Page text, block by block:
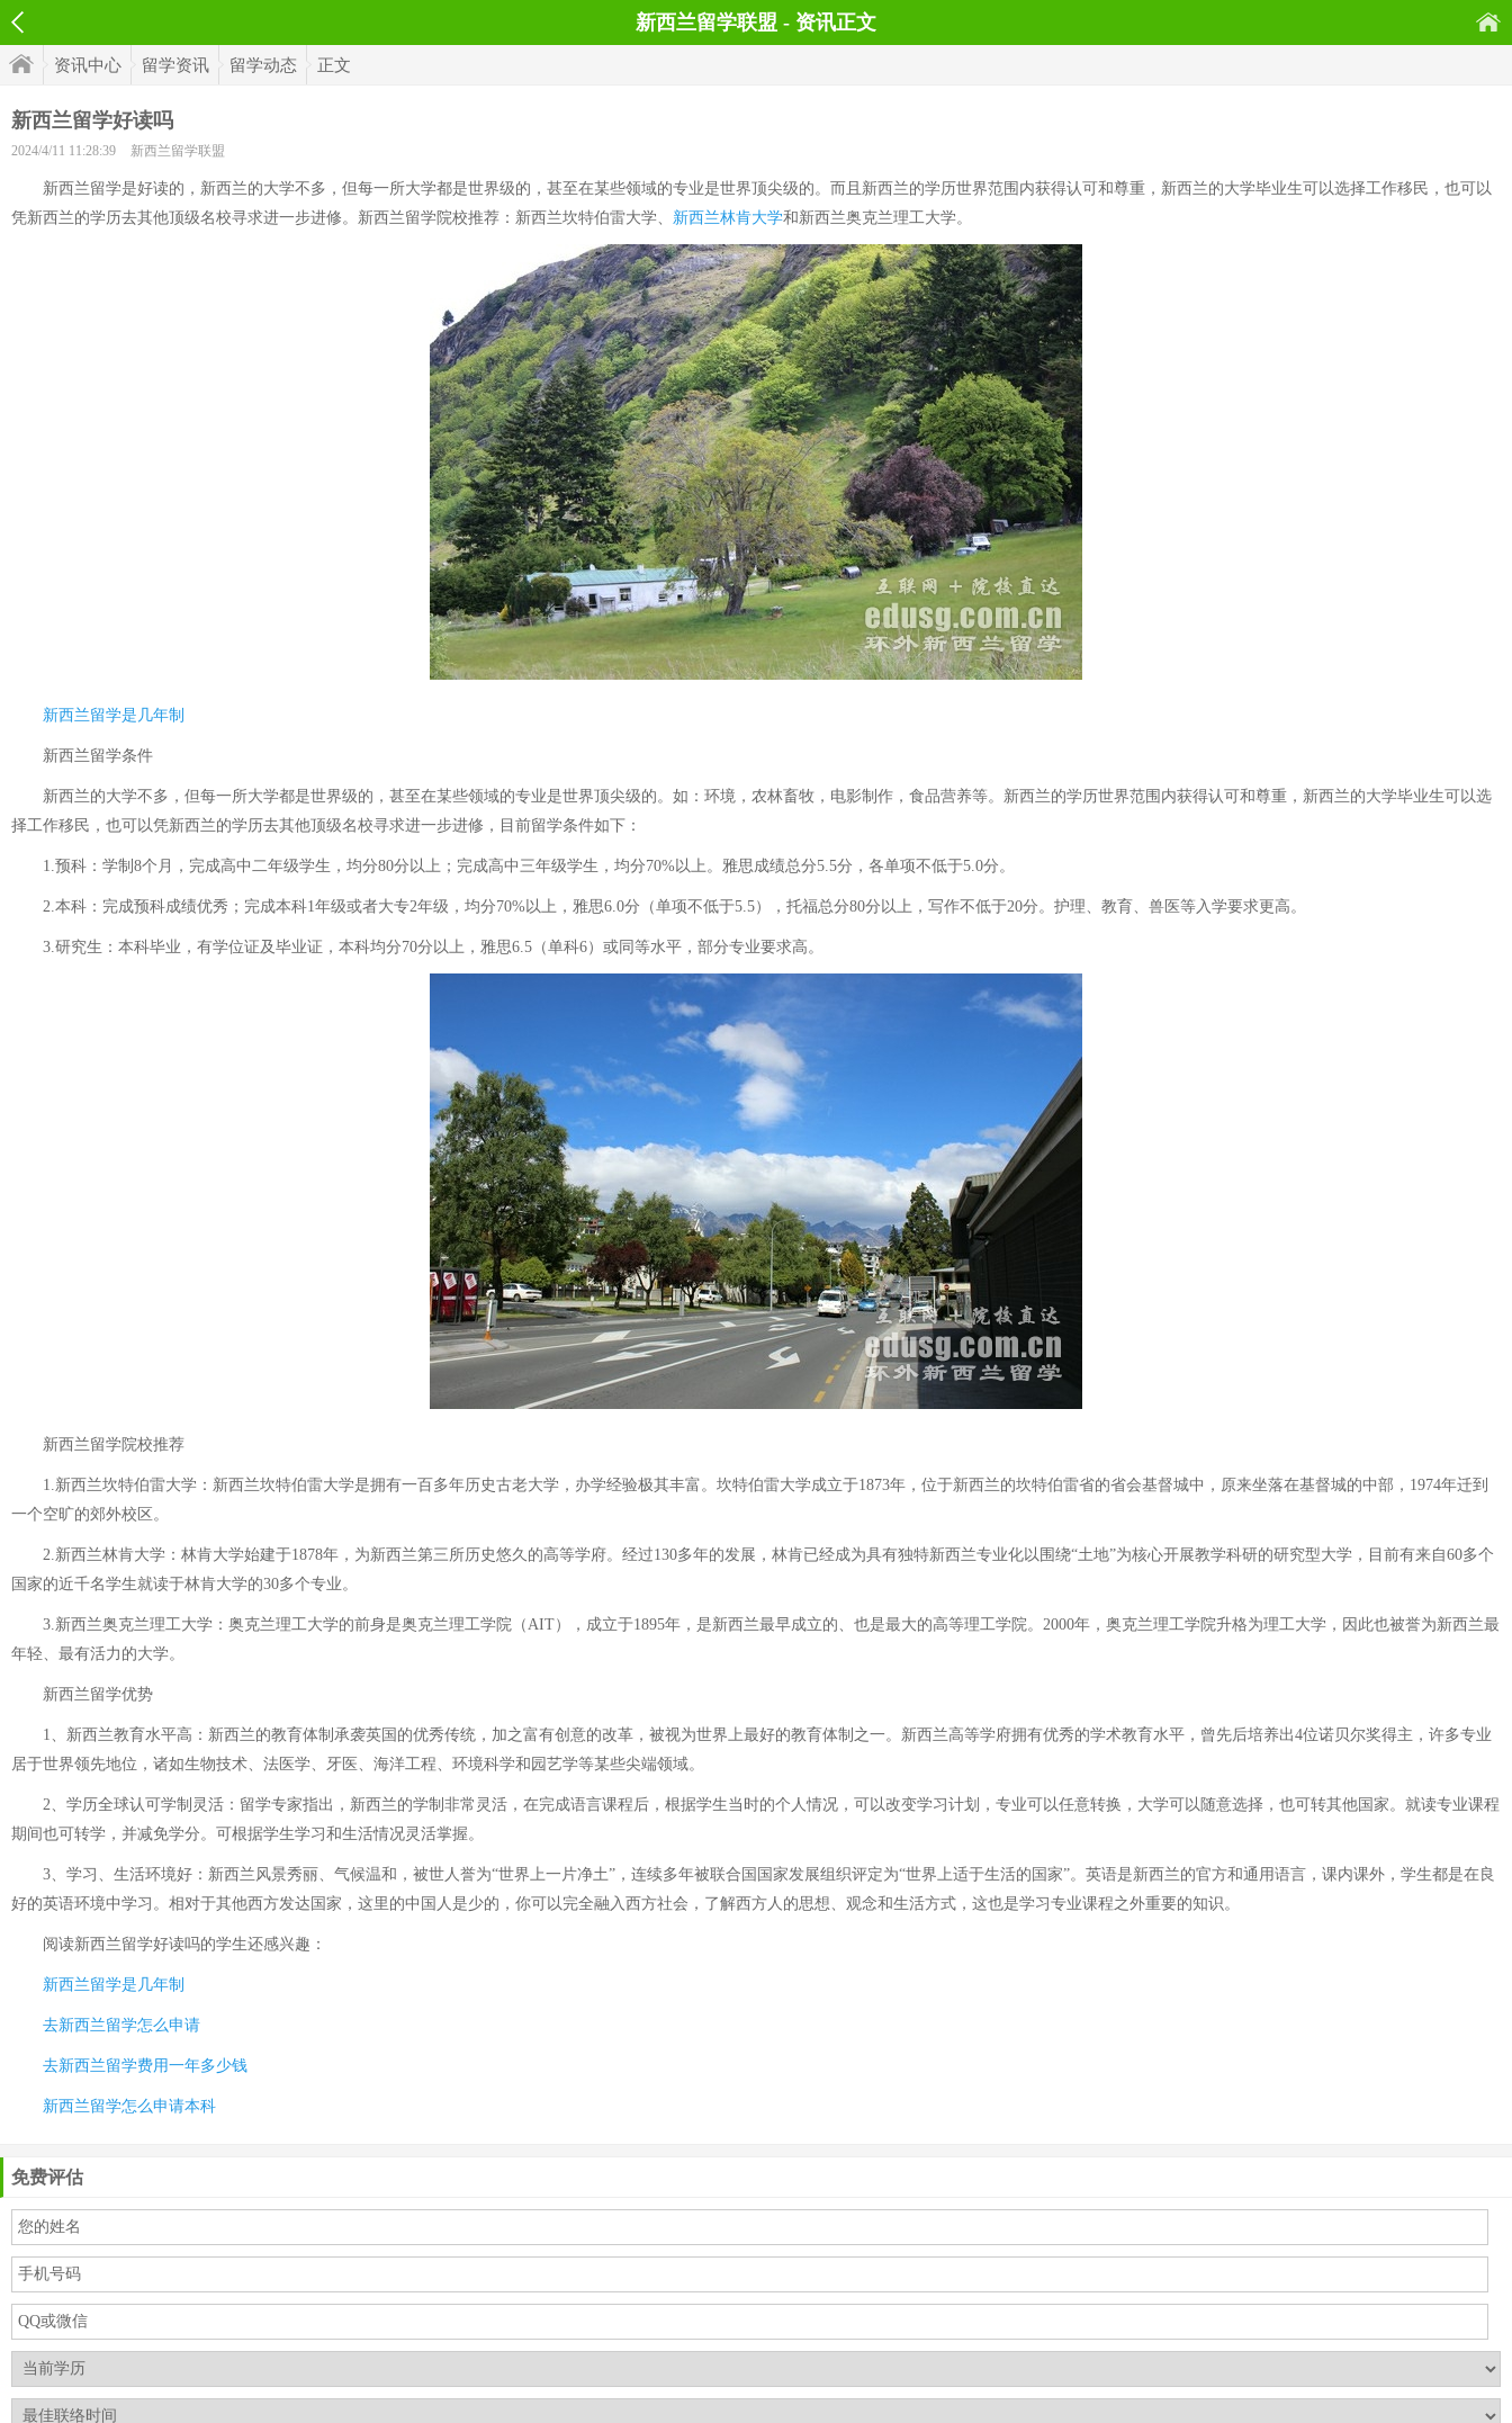
新西兰留学联盟 - 资讯正文
资讯中心 留学资讯 留学动态 正文
新西兰留学好读吗
2024/4/11 11:28:39 新西兰留学联盟
新西兰留学是好读的，新西兰的大学不多，但每一所大学都是世界级的，甚至在某些领域的专业是世界顶尖级的。而且新西兰的学历世界范围内获得认可和尊重，新西兰的大学毕业生可以选择工作移民，也可以
凭新西兰的学历去其他顶级名校寻求进一步进修。新西兰留学院校推荐：新西兰坎特伯雷大学、 新西兰林肯大学和新西兰奥克兰理工大学。
新西兰留学是几年制
新西兰留学条件
新西兰的大学不多，但每一所大学都是世界级的，甚至在某些领域的专业是世界顶尖级的。如：环境，农林畜牧，电影制作，食品营养等。新西兰的学历世界范围内获得认可和尊重，新西兰的大学毕业生可以选
择工作移民，也可以凭新西兰的学历去其他顶级名校寻求进一步进修，目前留学条件如下：
1.预科：学制8个月，完成高中二年级学生，均分80分以上；完成高中三年级学生，均分70%以上。雅思成绩总分5.5分，各单项不低于5.0分。
2.本科：完成预科成绩优秀；完成本科1年级或者大专2年级，均分70%以上，雅思6.0分（单项不低于5.5），托福总分80分以上，写作不低于20分。护理、教育、兽医等入学要求更高。
3.研究生：本科毕业，有学位证及毕业证，本科均分70分以上，雅思6.5（单科6）或同等水平，部分专业要求高。
新西兰留学院校推荐
1.新西兰坎特伯雷大学：新西兰坎特伯雷大学是拥有一百多年历史古老大学，办学经验极其丰富。坎特伯雷大学成立于1873年，位于新西兰的坎特伯雷省的省会基督城中，原来坐落在基督城的中部，1974年迁到
一个空旷的郊外校区。
2.新西兰林肯大学：林肯大学始建于1878年，为新西兰第三所历史悠久的高等学府。经过130多年的发展，林肯已经成为具有独特新西兰专业化以围绕“土地”为核心开展教学科研的研究型大学，目前有来自60多个
国家的近千名学生就读于林肯大学的30多个专业。
3.新西兰奥克兰理工大学：奥克兰理工大学的前身是奥克兰理工学院（AIT），成立于1895年，是新西兰最早成立的、也是最大的高等理工学院。2000年，奥克兰理工学院升格为理工大学，因此也被誉为新西兰最
年轻、最有活力的大学。
新西兰留学优势
1、新西兰教育水平高：新西兰的教育体制承袭英国的优秀传统，加之富有创意的改革，被视为世界上最好的教育体制之一。新西兰高等学府拥有优秀的学术教育水平，曾先后培养出4位诺贝尔奖得主，许多专业
居于世界领先地位，诸如生物技术、法医学、牙医、海洋工程、环境科学和园艺学等某些尖端领域。
2、学历全球认可学制灵活：留学专家指出，新西兰的学制非常灵活，在完成语言课程后，根据学生当时的个人情况，可以改变学习计划，专业可以任意转换，大学可以随意选择，也可转其他国家。就读专业课程
期间也可转学，并减免学分。可根据学生学习和生活情况灵活掌握。
3、学习、生活环境好：新西兰风景秀丽、气候温和，被世人誉为“世界上一片净土”，连续多年被联合国国家发展组织评定为“世界上适于生活的国家”。英语是新西兰的官方和通用语言，课内课外，学生都是在良
好的英语环境中学习。相对于其他西方发达国家，这里的中国人是少的，你可以完全融入西方社会，了解西方人的思想、观念和生活方式，这也是学习专业课程之外重要的知识。
阅读新西兰留学好读吗的学生还感兴趣：
新西兰留学是几年制
去新西兰留学怎么申请
去新西兰留学费用一年多少钱
新西兰留学怎么申请本科
免费评估